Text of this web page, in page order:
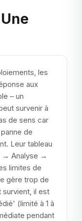
les
aux
– un
survenir à
de sens car
de
Leur tableau
→ Analyse →
limites de
gère trop de
il est
(limité à 1 à
pendant